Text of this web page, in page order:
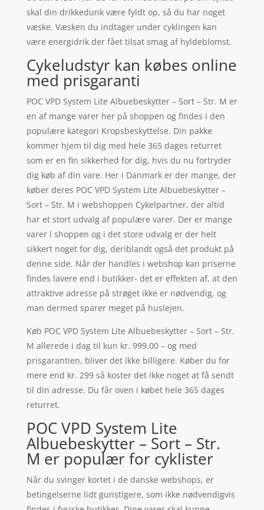
skal din drikkedunk være fyldt op, så du har noget
væske. Væsken du indtager under cyklingen kan
være energidrik der fået tilsat smag af hyldeblomst.
Cykeludstyr kan købes online
med prisgaranti
POC VPD System Lite Albuebeskytter – Sort – Str. M er
en af mange varer her på shoppen og findes i den
populære kategori Kropsbeskyttelse. Din pakke
kommer hjem til dig med hele 365 dages returret
som er en fin sikkerhed for dig, hvis du nu fortryder
dig køb af din vare. Her i Danmark er der mange, der
køber deres POC VPD System Lite Albuebeskytter –
Sort – Str. M i webshoppen Cykelpartner, der altid
har et stort udvalg af populære varer. Der er mange
varer i shoppen og i det store udvalg er der helt
sikkert noget for dig, deriblandt også det produkt på
denne side. Når der handles i webshop kan priserne
findes lavere end i butikker- det er effekten af, at den
attraktive adresse på strøget ikke er nødvendig, og
man dermed sparer meget på huslejen.
Køb POC VPD System Lite Albuebeskytter – Sort – Str.
M allerede i dag til kun kr. 999.00 – og med
prisgarantien, bliver det ikke billigere. Køber du for
mere end kr. 299 så koster det ikke noget at få sendt
til din adresse. Du får oven i købet hele 365 dages
returret.
POC VPD System Lite
Albuebeskytter – Sort – Str.
M er populær for cyklister
Når du svinger kortet i de danske webshops, er
betingelserne lidt gunstigere, som ikke nødvendigvis